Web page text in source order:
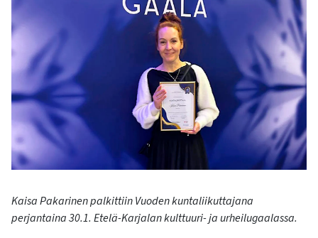
Kaisa Pakarinen palkittiin Vuoden kuntaliikuttajana
perjantaina 30.1. Etelä-Karjalan kulttuuri- ja urheilugaalassa.